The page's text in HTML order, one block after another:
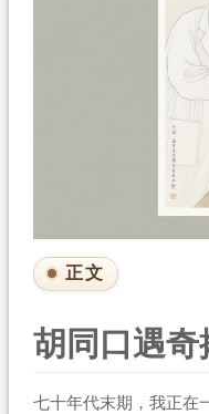
正文
胡同口遇奇
七十年代末期，我正在